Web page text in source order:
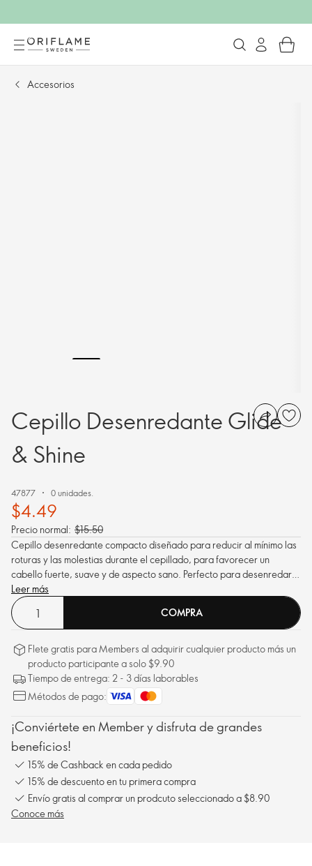
Accesorios
Cepillo Desenredante Glide
& Shine
47877 0 unidades.
$4.49
Precio normal: $15.50
Cepillo desenredante compacto diseñado para reducir al mínimo las
roturas y las molestias durante el cepillado, para favorecer un
cabello fuerte, suave y de aspecto sano. Perfecto para desenredar
el cabello y distribuir uniformemente los productos de cuidado
capilar.
Leer más
COMPRA
Flete gratis para Members al adquirir cualquier producto más un
producto participante a solo $9.90
Tiempo de entrega: 2 - 3 días laborables
Métodos de pago:
¡Conviértete en Member y disfruta de grandes
beneficios!
15% de Cashback en cada pedido
15% de descuento en tu primera compra
Envío gratis al comprar un prodcuto seleccionado a $8.90
Conoce más